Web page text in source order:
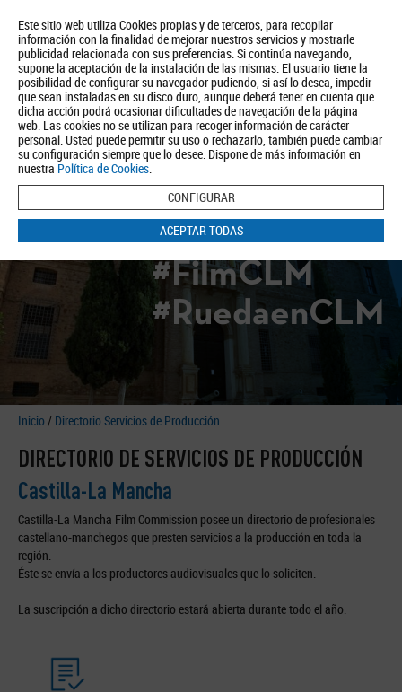
Este sitio web utiliza Cookies propias y de terceros, para recopilar
información con la finalidad de mejorar nuestros servicios y mostrarle
publicidad relacionada con sus preferencias. Si continúa navegando,
supone la aceptación de la instalación de las mismas. El usuario tiene la
posibilidad de configurar su navegador pudiendo, si así lo desea, impedir
que sean instaladas en su disco duro, aunque deberá tener en cuenta que
dicha acción podrá ocasionar dificultades de navegación de la página
web. Las cookies no se utilizan para recoger información de carácter
personal. Usted puede permitir su uso o rechazarlo, también puede cambiar
su configuración siempre que lo desee. Dispone de más información en
nuestra Política de Cookies.
CONFIGURAR
ACEPTAR TODAS
Quiénes somos Turismo Política de Privacidad Aviso Legal
Política de Cookies
BUSCAR
#FilmCLM
#RuedaenCLM
Inicio / Directorio Servicios de Producción
DIRECTORIO DE SERVICIOS DE PRODUCCIÓN
Castilla-La Mancha
Castilla-La Mancha Film Commission posee un directorio de profesionales
castellano-manchegos que presten servicios a la producción en toda la
región.
Éste se envía a los productores audiovisuales que lo soliciten.
La suscripción a dicho directorio estará abierta durante todo el año.